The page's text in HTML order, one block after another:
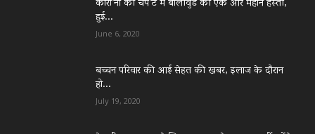
कोरो’ना की चपे’ट में बॉलीवुड की एक और महान हस्ती,
हुई...
June 6, 2020
बच्चन परिवार की आई सेहत की खबर, इलाज के दौरान
हो...
July 19, 2020